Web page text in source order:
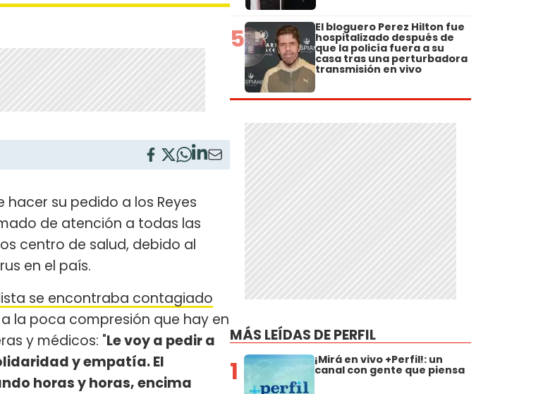
su pedido a los Reyes
de atención a todas las
centro de salud, debido al
en el país.
se encontraba contagiado
la poca compresión que hay en
y médicos: "Le voy a pedir a
y empatía. El
horas y horas, encima
5 El bloguero Perez Hilton fue
hospitalizado después de
que la policía fuera a su
casa tras una perturbadora
transmisión en vivo
MÁS LEÍDAS DE PERFIL
1 ¡Mirá en vivo +Perfil!: un
canal con gente que piensa